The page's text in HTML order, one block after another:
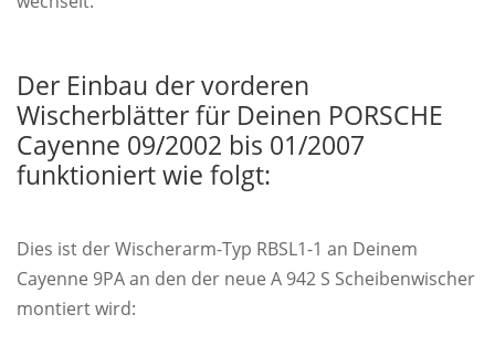
Der Einbau der vorderen
Wischerblätter für Deinen PORSCHE
Cayenne 09/2002 bis 01/2007
funktioniert wie folgt:
Dies ist der Wischerarm-Typ RBSL1-1 an Deinem
Cayenne 9PA an den der neue A 942 S Scheibenwischer
montiert wird: